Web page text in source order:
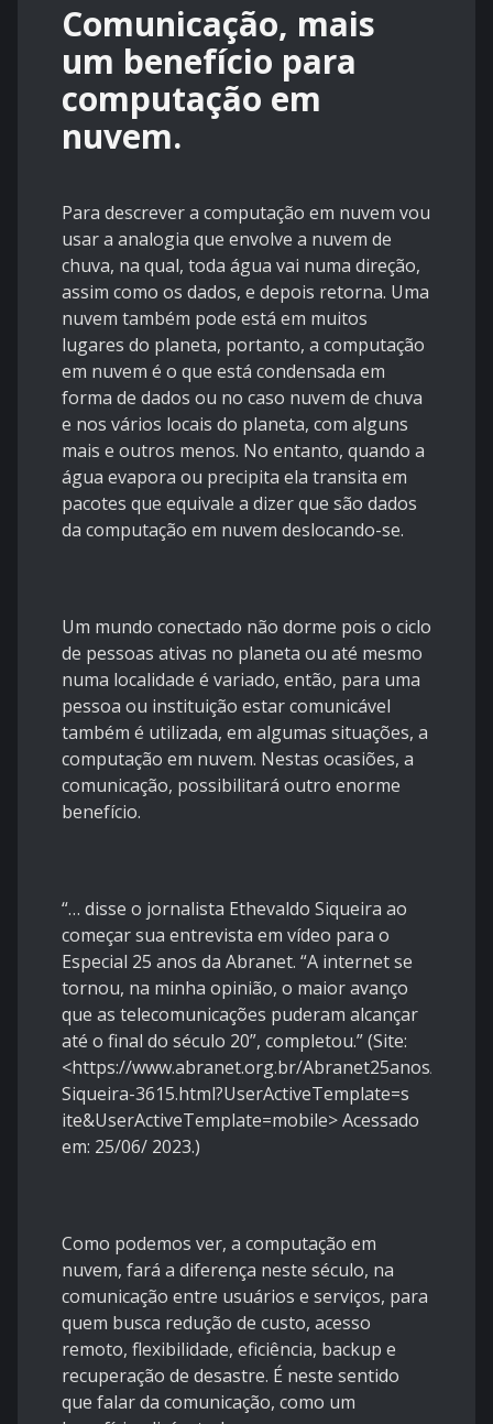
Comunicação, mais
um benefício para
computação em
nuvem.
Para descrever a computação em nuvem vou
usar a analogia que envolve a nuvem de
chuva, na qual, toda água vai numa direção,
assim como os dados, e depois retorna. Uma
nuvem também pode está em muitos
lugares do planeta, portanto, a computação
em nuvem é o que está condensada em
forma de dados ou no caso nuvem de chuva
e nos vários locais do planeta, com alguns
mais e outros menos. No entanto, quando a
água evapora ou precipita ela transita em
pacotes que equivale a dizer que são dados
da computação em nuvem deslocando-se.
Um mundo conectado não dorme pois o ciclo
de pessoas ativas no planeta ou até mesmo
numa localidade é variado, então, para uma
pessoa ou instituição estar comunicável
também é utilizada, em algumas situações, a
computação em nuvem. Nestas ocasiões, a
comunicação, possibilitará outro enorme
benefício.
“… disse o jornalista Ethevaldo Siqueira ao
começar sua entrevista em vídeo para o
Especial 25 anos da Abranet. “A internet se
tornou, na minha opinião, o maior avanço
que as telecomunicações puderam alcançar
até o final do século 20”, completou.” (Site:
<https://www.abranet.org.br/Abranet25anos/
Siqueira-3615.html?UserActiveTemplate=s
ite&UserActiveTemplate=mobile> Acessado
em: 25/06/ 2023.)
Como podemos ver, a computação em
nuvem, fará a diferença neste século, na
comunicação entre usuários e serviços, para
quem busca redução de custo, acesso
remoto, flexibilidade, eficiência, backup e
recuperação de desastre. É neste sentido
que falar da comunicação, como um